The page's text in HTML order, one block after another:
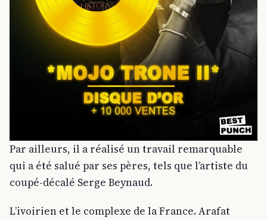
Par ailleurs, il a réalisé un travail remarquable
qui a été salué par ses pères, tels que l’artiste du
coupé-décalé Serge Beynaud.
L’ivoirien et le complexe de la France. Arafat